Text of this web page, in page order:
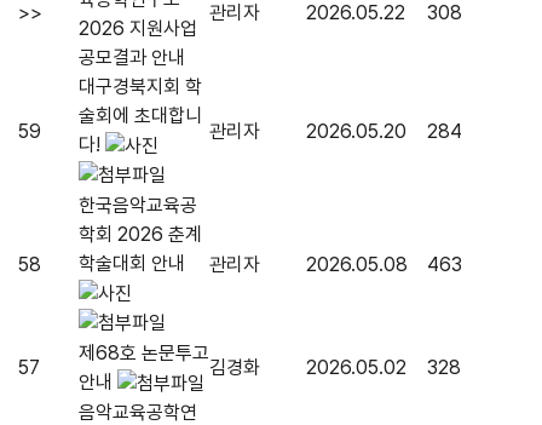
>>
2026 지원사업
공모결과 안내
관리자 2026.05.22 308
59
대구경북지회 학
술회에 초대합니
다!
관리자 2026.05.20 284
58
한국음악교육공
학회 2026 춘계
학술대회 안내
관리자 2026.05.08 463
57
제68호 논문투고
안내
김경화 2026.05.02 328
음악교육공학연